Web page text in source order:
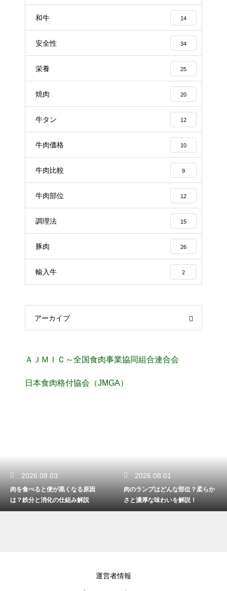
和牛 14
安全性 34
栄養 25
焼肉 20
牛タン 12
牛肉価格 10
牛肉比較 9
牛肉部位 12
調理法 15
豚肉 26
輸入牛 2
アーカイブ
ＡＪＭＩＣ～全国食肉事業協同組合連合会
日本食肉格付協会（JMGA）
2026.08.03
肉を食べると便が黒くなる原因
は？鉄分と消化の仕組み解説
2026.08.01
肉のランプはどんな部位？柔らか
さと濃厚な味わいを解説！
運営者情報